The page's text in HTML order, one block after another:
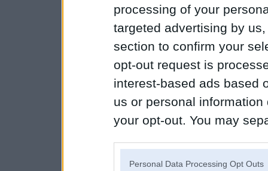
processing of your
targeted advertising by
section to confirm your
opt-out request is
interest-based ads based
us or personal
your opt-out. You may
Personal Data Processing Opt Outs